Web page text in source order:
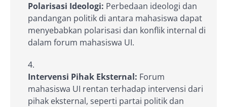
Polarisasi Ideologi: Perbedaan ideologi dan
pandangan politik di antara mahasiswa dapat
menyebabkan polarisasi dan konflik internal di
dalam forum mahasiswa UI.
Intervensi Pihak Eksternal: Forum
mahasiswa UI rentan terhadap intervensi dari
pihak eksternal, seperti partai politik dan